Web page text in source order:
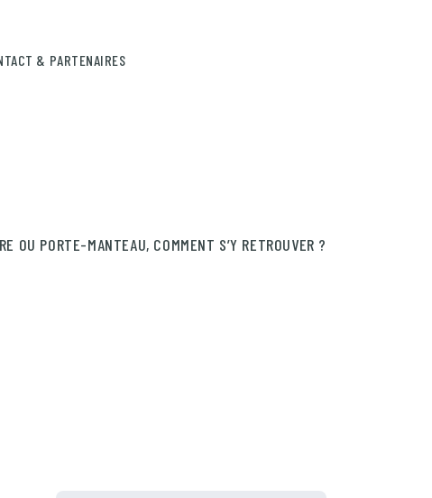
& PARTENAIRES
OU PORTE-MANTEAU, COMMENT S’Y RETROUVER ?